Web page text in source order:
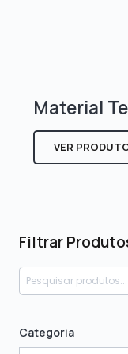
Filtrar
Categoria
Material
VER